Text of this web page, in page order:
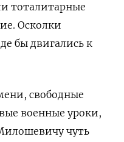
тоталитарные
Осколки
бы двигались к
свободные
военные уроки,
чуть